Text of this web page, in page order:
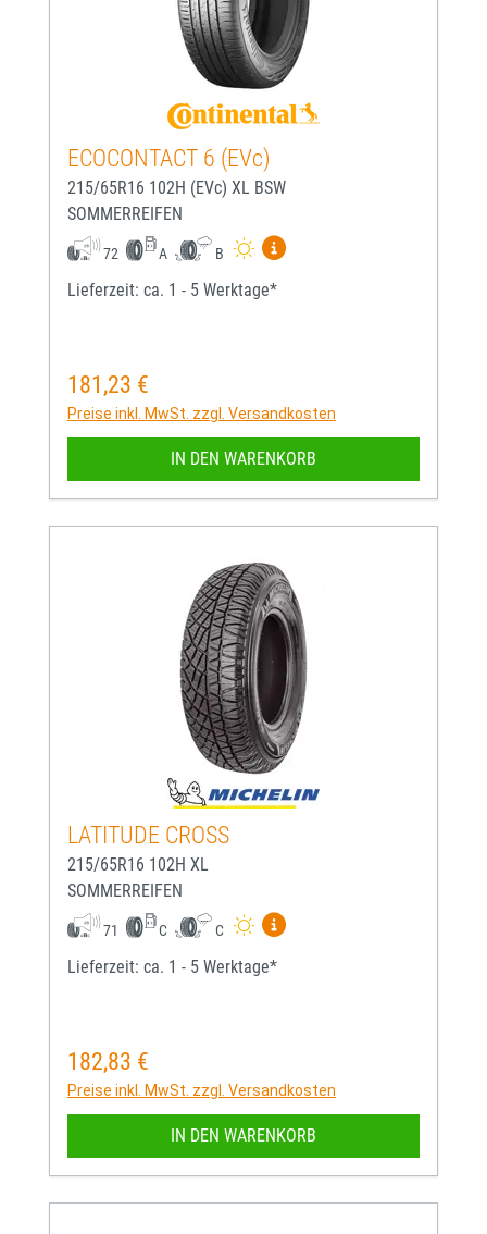
ECOCONTACT 6 (EVc)
215/65R16 102H (EVc) XL BSW
SOMMERREIFEN
72 A B
Mehr Informationen zum
Lieferzeit: ca. 1 - 5 Werktage*
Regulärer Preis:
181,23 €
Preise inkl. MwSt. zzgl. Versandkosten
IN DEN WARENKORB
LATITUDE CROSS
215/65R16 102H XL
SOMMERREIFEN
71 C C
Mehr Informationen zum
Lieferzeit: ca. 1 - 5 Werktage*
Regulärer Preis:
182,83 €
Preise inkl. MwSt. zzgl. Versandkosten
IN DEN WARENKORB